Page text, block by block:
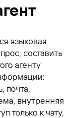
языковая
составить
агенту
почта,
внутренняя
только к чату,